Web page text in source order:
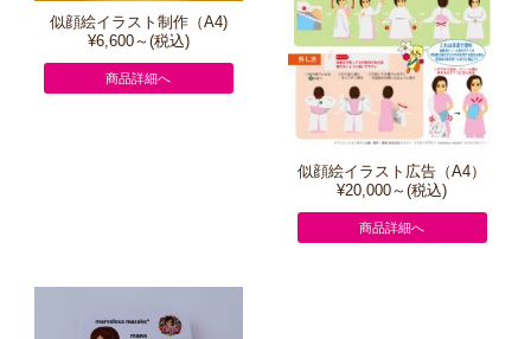
似顔絵イラスト制作（A4)
¥6,600～(税込)
商品詳細へ
似顔絵イラスト広告（A4）
¥20,000～(税込)
商品詳細へ